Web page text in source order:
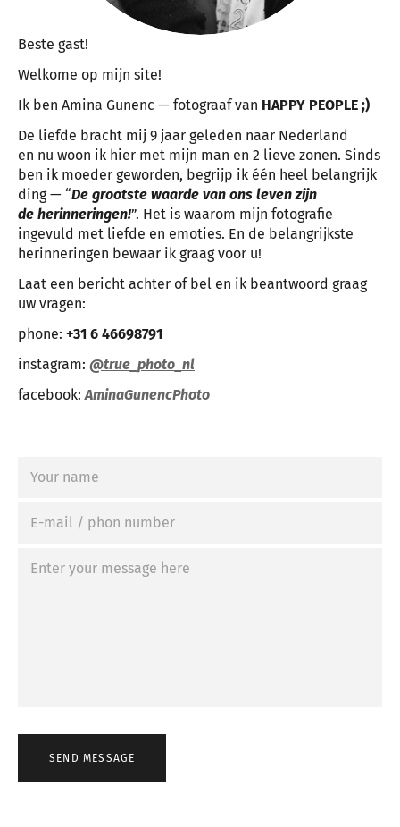
Beste gast!
Welkome op mijn site!
Ik ben Amina Gunenc — fotograaf van HAPPY PEOPLE ;)
De liefde bracht mij 9 jaar geleden naar Nederland
en nu woon ik hier met mijn man en 2 lieve zonen. Sinds
ben ik moeder geworden, begrijp ik één heel belangrijk
ding — “De grootste waarde van ons leven zijn
de herinneringen!”. Het is waarom mijn fotografie
ingevuld met liefde en emoties. En de belangrijkste
herinneringen bewaar ik graag voor u!
Laat een bericht achter of bel en ik beantwoord graag
uw vragen:
phone: +31 6 46698791
instagram: @true_photo_nl
facebook:AminaGunencPhoto
SEND MESSAGE